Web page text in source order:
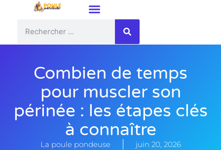
Combien de temps
pour muscler son
périnée : les étapes clés
à connaître
La poule pondeuse juin 20, 2026